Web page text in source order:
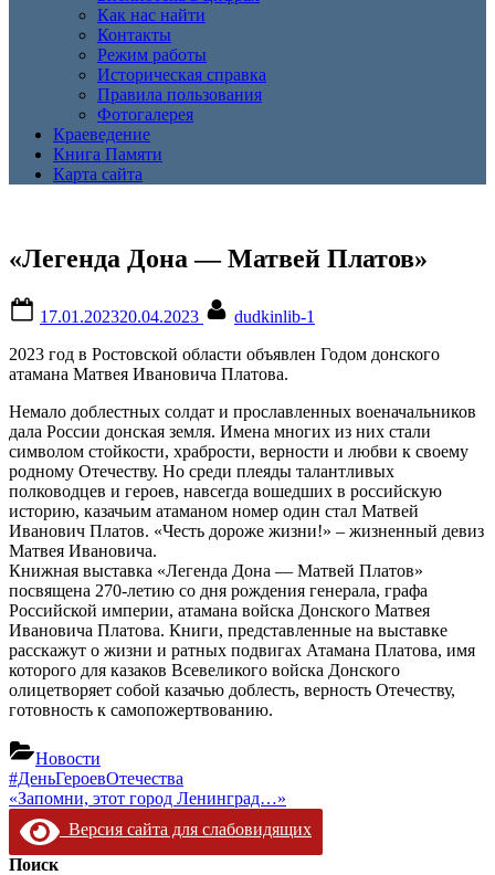
Как нас найти
Контакты
Режим работы
Историческая справка
Правила пользования
Фотогалерея
Краеведение
Книга Памяти
Карта сайта
«Легенда Дона — Матвей Платов»
on
17.01.202320.04.2023
dudkinlib-1
2023 год в Ростовской области объявлен Годом донского
атамана Матвея Ивановича Платова.
Немало доблестных солдат и прославленных военачальников
дала России донская земля. Имена многих из них стали
символом стойкости, храбрости, верности и любви к своему
родному Отечеству. Но среди плеяды талантливых
полководцев и героев, навсегда вошедших в российскую
историю, казачьим атаманом номер один стал Матвей
Иванович Платов. «Честь дороже жизни!» – жизненный девиз
Матвея Ивановича.
Книжная выставка «Легенда Дона — Матвей Платов»
посвящена 270-летию со дня рождения генерала, графа
Российской империи, атамана войска Донского Матвея
Ивановича Платова. Книги, представленные на выставке
расскажут о жизни и ратных подвигах Атамана Платова, имя
которого для казаков Всевеликого войска Донского
олицетворяет собой казачью доблесть, верность Отечеству,
готовность к самопожертвованию.
Новости
Навигация
по
записям
Предыдущая
запись:
#ДеньГероевОтечества
Следующая
запись:
«Запомни, этот город Ленинград…»
Версия сайта для слабовидящих
Поиск